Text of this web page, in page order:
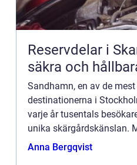
Reservdelar i
säkra och
Sandhamn, en av de
destinationerna i
varje år tusentals
unika skärgårdskänslan.
bykärna, vackra s...
Anna Bergqvist